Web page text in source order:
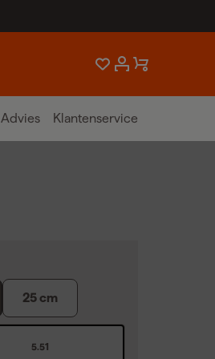
Advies Klantenservice
25 cm
5.51